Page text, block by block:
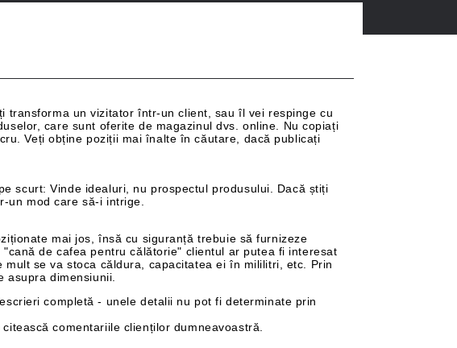
transforma un vizitator într-un client, sau îl vei respinge cu
care sunt oferite de magazinul dvs. online. Nu copiați
Veți obține poziții mai înalte în căutare, dacă publicați
scurt: Vinde idealuri, nu prospectul produsului. Dacă știți
un mod care să-i intrige.
mai jos, însă cu siguranță trebuie să furnizeze
de cafea pentru călătorie" clientul ar putea fi interesat
se va stoca căldura, capacitatea ei în mililitri, etc. Prin
asupra dimensiunii.
completă - unele detalii nu pot fi determinate prin
comentariile clienților dumneavoastră.